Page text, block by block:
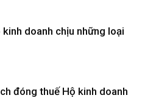
doanh chịu những loại
đóng thuế Hộ kinh doanh